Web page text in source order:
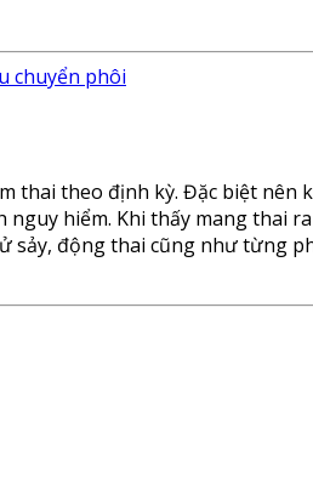
chuyển phôi
thai theo định kỳ. Đặc biệt nên
hiểm. Khi thấy mang thai
sảy, động thai cũng như từng